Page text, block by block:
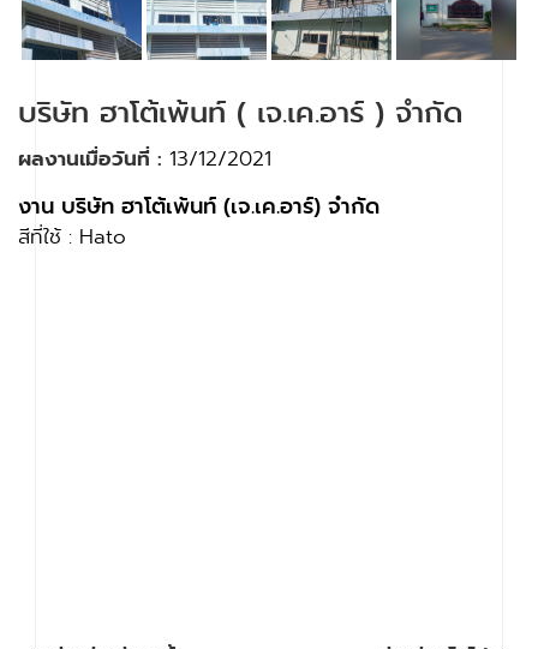
บริษัท ฮาโต้เพ้นท์ ( เจ.เค.อาร์ ) จำกัด
ผลงานเมื่อวันที่ : 13/12/2021
งาน บริษัท ฮาโต้เพ้นท์ (เจ.เค.อาร์) จำกัด
สีที่ใช้ : Hato